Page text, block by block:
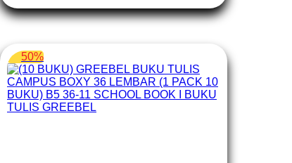
Rp 22.700.adalah:
Rp 11.350.
50%